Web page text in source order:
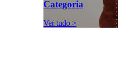
Categoria
Ver tudo >